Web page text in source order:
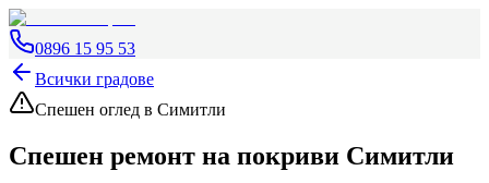
0896 15 95 53
Всички градове
Спешен оглед в Симитли
Спешен ремонт на покриви Симитли